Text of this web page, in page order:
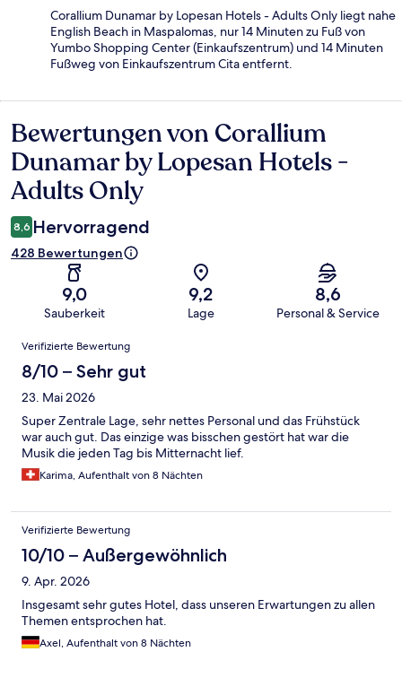
Corallium Dunamar by Lopesan Hotels - Adults Only liegt nahe
English Beach in Maspalomas, nur 14 Minuten zu Fuß von
Yumbo Shopping Center (Einkaufszentrum) und 14 Minuten
Fußweg von Einkaufszentrum Cita entfernt.
Bewertungen
Bewertungen von Corallium
Dunamar by Lopesan Hotels -
Adults Only
8,6 Hervorragend
428 Bewertungen
9,0
Sauberkeit
9,2
Lage
8,6
Personal & Service
Bewertungen
Verifizierte Bewertung
8/10 – Sehr gut
23. Mai 2026
Super Zentrale Lage, sehr nettes Personal und das Frühstück
war auch gut. Das einzige was bisschen gestört hat war die
Musik die jeden Tag bis Mitternacht lief.
Karima, Aufenthalt von 8 Nächten
Verifizierte Bewertung
10/10 – Außergewöhnlich
9. Apr. 2026
Insgesamt sehr gutes Hotel, dass unseren Erwartungen zu allen
Themen entsprochen hat.
Axel, Aufenthalt von 8 Nächten